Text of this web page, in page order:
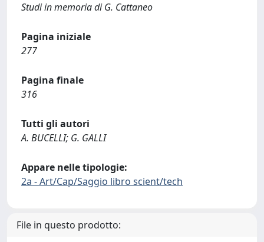
Studi in memoria di G. Cattaneo
Pagina iniziale
277
Pagina finale
316
Tutti gli autori
A. BUCELLI; G. GALLI
Appare nelle tipologie:
2a - Art/Cap/Saggio libro scient/tech
File in questo prodotto: